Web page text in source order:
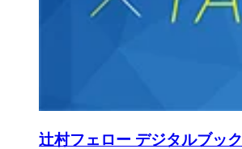
辻村フェロー デジタルブック